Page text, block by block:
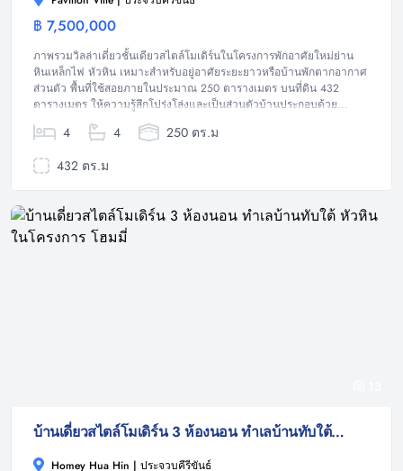
฿ 7,500,000
ภาพรวมวิลล่าเดี่ยวชั้นเดียวสไตล์โมเดิร์นในโครงการพักอาศัยใหม่ย่าน
หินเหล็กไฟ หัวหิน เหมาะสำหรับอยู่อาศัยระยะยาวหรือบ้านพักตากอากาศ
ส่วนตัว พื้นที่ใช้สอยภายในประมาณ 250 ตารางเมตร บนที่ดิน 432
ตารางเมตร ให้ความรู้สึกโปร่งโล่งและเป็นส่วนตัวบ้านประกอบด้วย...
4 4
250 ตร.ม
432 ตร.ม
บ้านเดี่ยวสไตล์โมเดิร์น 3 ห้องนอน ทำเลบ้านทับใต้ หัวหิน ในโครงการ โฮมมี่
Homey Hua Hin | ประจวบคีรีขันธ์